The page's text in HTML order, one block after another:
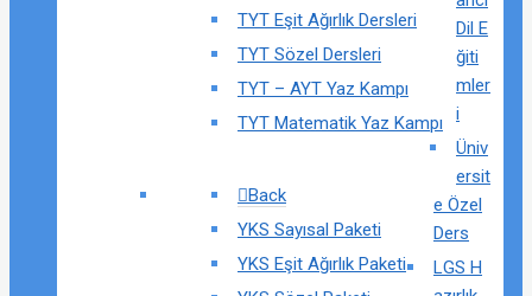
TYT Eşit Ağırlık Dersleri
TYT Sözel Dersleri
TYT – AYT Yaz Kampı
TYT Matematik Yaz Kampı
Back
YKS Sayısal Paketi
YKS Eşit Ağırlık Paketi
Dil E
ğiti
mler
i
Üniv
ersit
e Özel
Ders
LGS H